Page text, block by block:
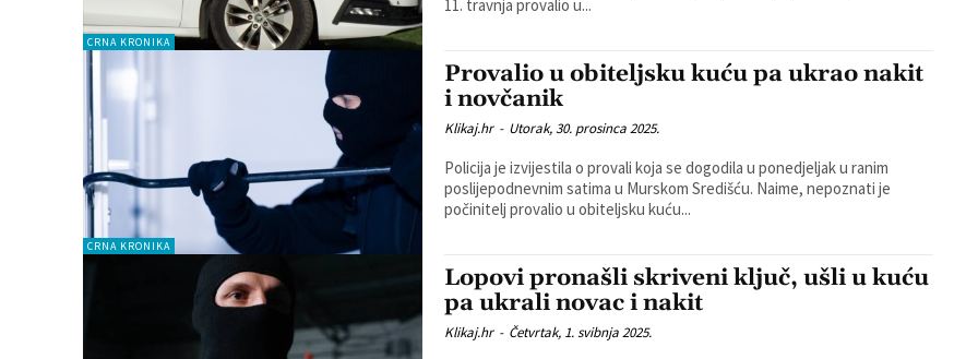
CRNA KRONIKA
11. travnja provalio u...
CRNA KRONIKA
Provalio u obiteljsku kuću pa ukrao nakit
i novčanik
Klikaj.hr - Utorak, 30. prosinca 2025.
Policija je izvijestila o provali koja se dogodila u ponedjeljak u ranim
poslijepodnevnim satima u Murskom Središću. Naime, nepoznati je
počinitelj provalio u obiteljsku kuću...
Lopovi pronašli skriveni ključ, ušli u kuću
pa ukrali novac i nakit
Klikaj.hr - Četvrtak, 1. svibnja 2025.